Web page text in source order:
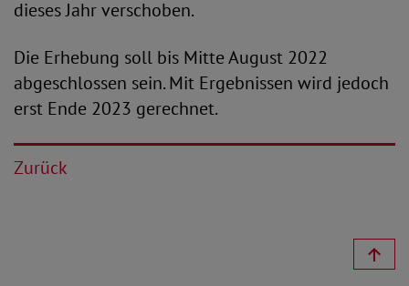
dieses Jahr verschoben.
Die Erhebung soll bis Mitte August 2022
abgeschlossen sein. Mit Ergebnissen wird jedoch
erst Ende 2023 gerechnet.
Zurück